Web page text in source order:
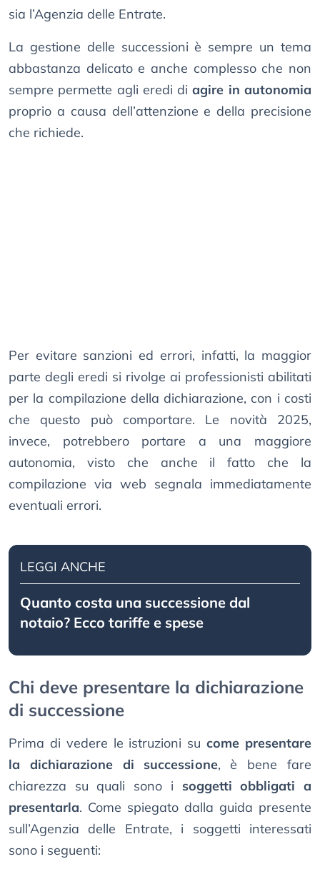
sia l’Agenzia delle Entrate.
La gestione delle successioni è sempre un tema
abbastanza delicato e anche complesso che non
sempre permette agli eredi diagire in autonomia
proprio a causa dell’attenzione e della precisione
che richiede.
Per evitare sanzioni ed errori, infatti, la maggior
parte degli eredi si rivolge ai professionisti abilitati
per la compilazione della dichiarazione, con i costi
che questo può comportare. Le novità 2025,
invece, potrebbero portare a una maggiore
autonomia, visto che anche il fatto che la
compilazione via web segnala immediatamente
eventuali errori.
LEGGI ANCHE
Quanto costa una successione dal
notaio? Ecco tariffe e spese
Chi deve presentare la dichiarazione
di successione
Prima di vedere le istruzioni sucome presentare
la dichiarazione di successione, è bene fare
chiarezza su quali sono i soggetti obbligati a
presentarla. Come spiegato dalla guida presente
sull’Agenzia delle Entrate, i soggetti interessati
sono i seguenti: